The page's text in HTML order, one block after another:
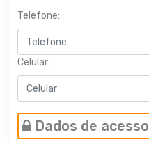
Telefone:
Celular:
Dados de acesso